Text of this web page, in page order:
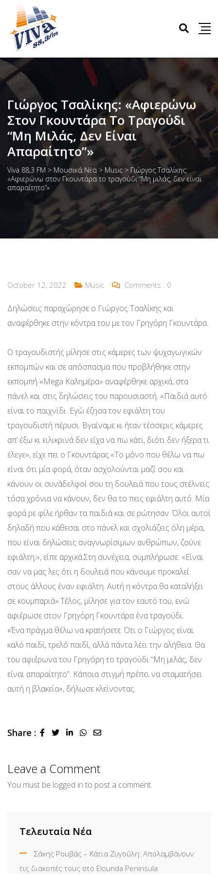
Γιώργος Τσαλίκης: «Αφιερώνω
Στον Γκουντάρα Το Τραγούδι
“Μη Μιλάς, Δεν Είναι
Απαραίτητο”»
Viva 88,3 FM > Μουσικά Νέα > Music > Γιώργος Τσαλίκης:
«Αφιερώνω στον Γκουντάρα το τραγούδι “Μη μιλάς, δεν είναι
απαραίτητο”»
October 12, 2022 Music Comments : 0
Δηλώσεις παραχώρησε ο Γιώργος Τσαλίκης και
αναφέρθηκε στην κόντρα του με τον Γρηγόρη Γκουντάρα.
Ο τραγουδιστής μίλησε στις κάμερες των ψυχαγωγικών
εκπομπών και σε απόσπασμα που προβλήθηκε στην
εκπομπή «Mega Καλημέρα» αναφέρθηκε αρχικά, στα
πάνελ και στις δηλώσεις του παρουσιαστή. «Παιδιά αυτό
είναι το παιχνίδι. Εγώ έζησα τον εφιάλτη του
τραγουδιστή πέρυσι. Βγαίναμε κι ήταν τέσσερις κάμερες
απ’ έξω κι ειλικρινά δεν είχα να πω κάτι, διότι δεν ήξερα τι
έλεγε», είχε πει ο Γκουντάρας.«Το μόνο που θέλω να πω
είναι ότι μία φορά, όταν ασχολούνται μαζί σου και
κάνουν οι συνάδελφοί σου τη δουλειά που τους στέλνεις
τόσα χρόνια να κάνουν, δεν θα το πεις εφιάλτη αυτό. Μία
φορά ρε φίλε ήρθαν τα παιδιά και σε ρώτησαν. Όλοι αυτοί
δηλαδή που κάθεσαι στο πάνελ και σχολιάζεις όλη μέρα,
που είναι δηλώσεις αναγνωρίσιμων ανθρώπων, ζούνε
εφιάλτη;», είπε αρχικά.Στη συνέχεια, συμπλήρωσε: «Είναι
σαν να μας λες ότι η δουλειά που κάνουμε προκαλεί
στους άλλους έναν εφιάλτη. Αυτή η κόντρα θα καταλήξει
σε κουμπαριά».Τέλος, μίλησε για τον εαυτό του, ενώ
αφιέρωσε στον Γρηγόρη Γκουντάρα ένα τραγούδι.
«Ένα πράγμα θέλω να κρατήσετε. Ότι ο Γιώργος είναι
καλό παιδί, τρελό παιδί, αλλά πάντα λέει την αλήθεια. Θα
του αφιέρωνα του Γρηγόρη το τραγούδι “Μη μιλάς, δεν
είναι απαραίτητο”. Κάποια στιγμή πρέπει να σταματήσει
αυτή η βλακεία», δήλωσε κλείνοντας.
Share : LinkedInWhatsapp
Share
Leave a Comment
You must be logged in to post a comment.
Τελευταία Νέα
Σάκης Ρουβάς – Κάτια Ζυγούλη: Απολαμβάνουν
τις διακοπές τους στο Elounda Peninsula